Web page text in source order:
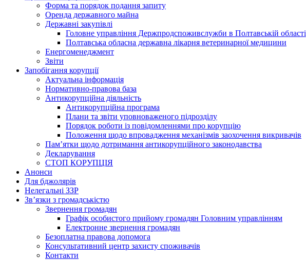
Форма та порядок подання запиту
Оренда державного майна
Державні закупівлі
Головне управління Держпродспоживслужби в Полтавській області
Полтавська обласна державна лікарня ветеринарної медицини
Енергоменеджмент
Звіти
Запобігання корупції
Актуальна інформація
Нормативно-правова база
Антикорупційна діяльність
Антикорупційна програма
Плани та звіти уповноваженого підрозділу
Порядок роботи із повідомленнями про корупцію
Положення щодо впровадження механізмів заохочення викривачів
Пам’ятки щодо дотримання антикорупційного законодавства
Декларування
СТОП КОРУПЦІЯ
Анонси
Для бджолярів
Нелегальні ЗЗР
Зв’язки з громадськістю
Звернення громадян
Графік особистого прийому громадян Головним управлінням
Електронне звернення громадян
Безоплатна правова допомога
Консультативний центр захисту споживачів
Контакти